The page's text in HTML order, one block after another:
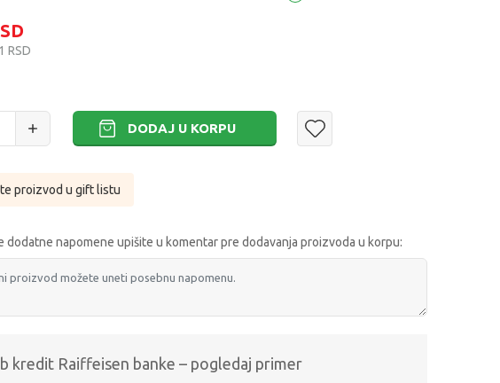
RSD
DODAJ U KORPU
proizvod u gift listu
dodatne napomene upišite u komentar pre dodavanja proizvoda u korpu:
kredit Raiffeisen banke – pogledaj primer